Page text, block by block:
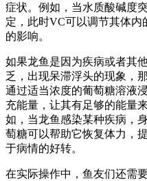
症状。例如，当水质酸碱度
定，此时VC可以调节其体
的影响。
如果龙鱼是因为疾病或者其
乏，出现呆滞浮头的现象，
通过适当浓度的葡萄糖溶液
充能量，让其有足够的能量
如，当龙鱼感染某种疾病，
萄糖可以帮助它恢复体力，
于病情的好转。
在实际操作中，鱼友们还需